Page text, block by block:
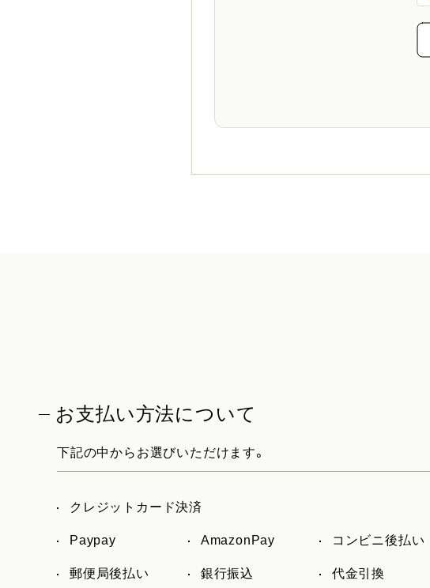
お支払い方法について
下記の中からお選びいただけます。
クレジットカード決済
Paypay AmazonPay コンビニ後払い
郵便局後払い 銀行振込 代金引換